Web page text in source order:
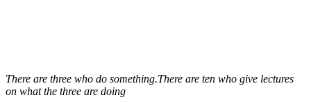
There are three who do something.There are ten who give lectures
on what the three are doing